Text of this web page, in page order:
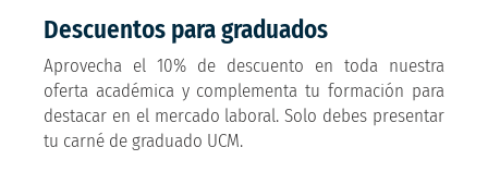
Descuentos para graduados
Aprovecha el 10% de descuento en toda nuestra
oferta académica y complementa tu formación para
destacar en el mercado laboral. Solo debes presentar
tu carné de graduado UCM.